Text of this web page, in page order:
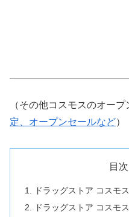
（その他コスモスのオー
定、オープンセールなど）
目次
ドラッグストア コスモ
ドラッグストア コスモ